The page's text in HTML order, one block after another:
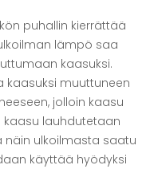
puhallin kierrättää
lämpö saa
kaasuksi.
kaasuksi muuttuneen
jolloin kaasu
kaasu lauhdutetaan
näin ulkoilmasta saatu
käyttää hyödyksi